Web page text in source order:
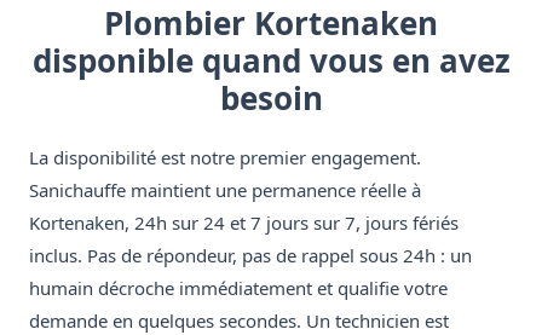
Plombier Kortenaken
disponible quand vous en avez
besoin
La disponibilité est notre premier engagement.
Sanichauffe maintient une permanence réelle à
Kortenaken, 24h sur 24 et 7 jours sur 7, jours fériés
inclus. Pas de répondeur, pas de rappel sous 24h : un
humain décroche immédiatement et qualifie votre
demande en quelques secondes. Un technicien est